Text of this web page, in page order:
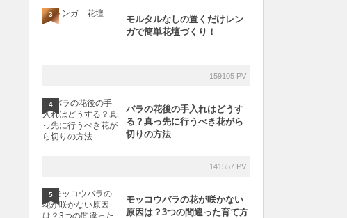
3
モルタルなしの置くだけレン
ガで簡単花壇づくり！
159105 PV
4
バラの花後の手入れはどうす
る？真っ先に行うべき花がら
切りの方法
141557 PV
5
モッコウバラの花が咲かない
原因は？3つの間違った育て方